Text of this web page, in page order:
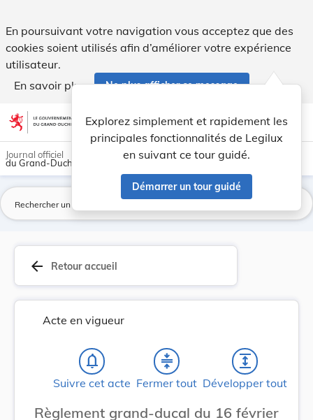
En poursuivant votre navigation vous acceptez que des
cookies soient utilisés afin d’améliorer votre expérience
utilisateur.
En savoir plus
Ne plus afficher ce message
Aller au contenu account_circle help Aide
Explorez simplement et rapidement les
principales fonctionnalités de Legilux
en suivant ce tour guidé.
Démarrer un tour guidé
light_mode dark_mode
Journal officiel
du Grand-Duché de Luxembourg
arrow_back Retour accueil
Acte en vigueur
notifications_none
Suivre cet acte
compress
Fermer tout
expand
Développer tout
Règlement grand-ducal du 16 février